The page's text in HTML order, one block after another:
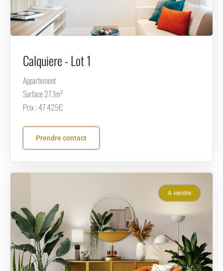
Calquiere - Lot 1
Appartement
Surface 27,1m²
Prix : 47 425€
Prendre contact
A vendre